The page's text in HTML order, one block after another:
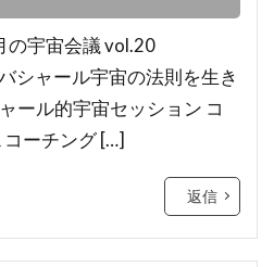
の宇宙会議 vol.20
シャール宇宙の法則を生き
ール的宇宙セッション コ
ーチング […]
返信